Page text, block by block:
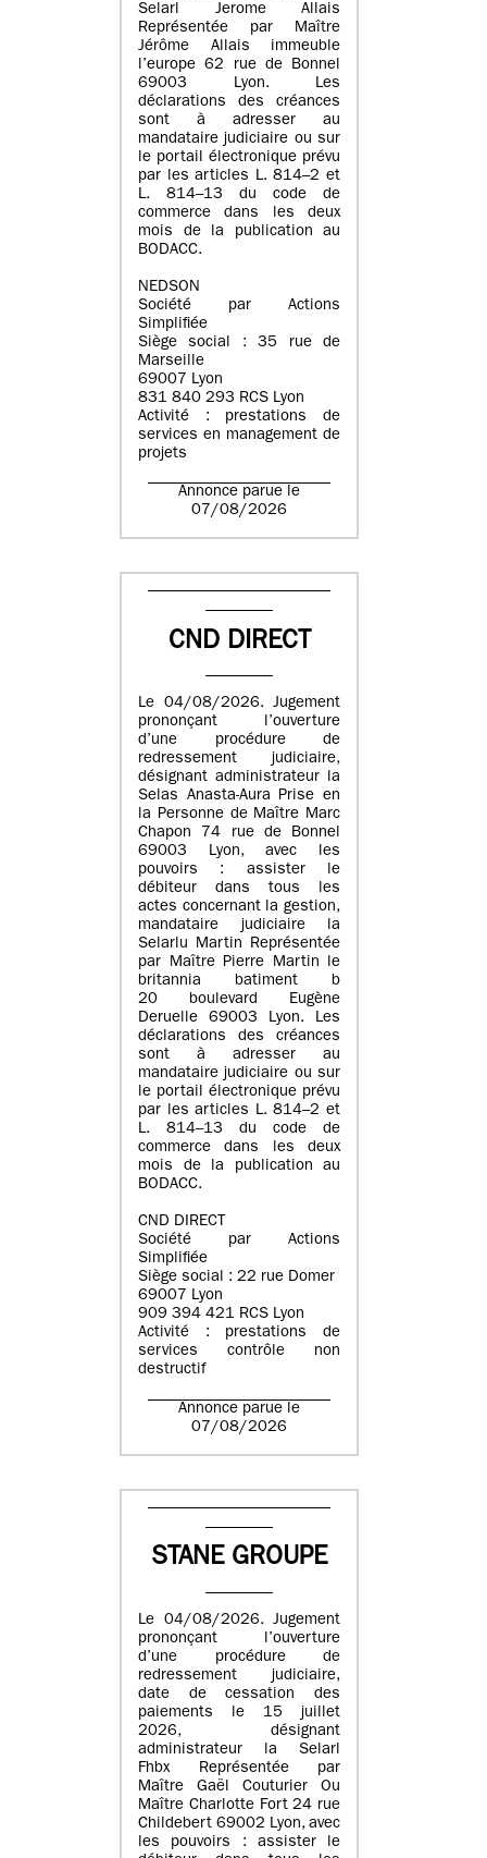
Selarl Jerome Allais
Représentée par Maître
Jérôme Allais immeuble
l’europe 62 rue de Bonnel
69003 Lyon. Les
déclarations des créances
sont à adresser au
mandataire judiciaire ou sur
le portail électronique prévu
par les articles L. 814–2 et
L. 814–13 du code de
commerce dans les deux
mois de la publication au
BODACC.
NEDSON
Société par Actions
Simplifiée
Siège social : 35 rue de
Marseille
69007 Lyon
831 840 293 RCS Lyon
Activité : prestations de
services en management de
projets
Annonce parue le
07/08/2026
CND DIRECT
Le 04/08/2026. Jugement
prononçant l’ouverture
d’une procédure de
redressement judiciaire,
désignant administrateur la
Selas Anasta-Aura Prise en
la Personne de Maître Marc
Chapon 74 rue de Bonnel
69003 Lyon, avec les
pouvoirs : assister le
débiteur dans tous les
actes concernant la gestion,
mandataire judiciaire la
Selarlu Martin Représentée
par Maître Pierre Martin le
britannia batiment b
20 boulevard Eugène
Deruelle 69003 Lyon. Les
déclarations des créances
sont à adresser au
mandataire judiciaire ou sur
le portail électronique prévu
par les articles L. 814–2 et
L. 814–13 du code de
commerce dans les deux
mois de la publication au
BODACC.
CND DIRECT
Société par Actions
Simplifiée
Siège social : 22 rue Domer
69007 Lyon
909 394 421 RCS Lyon
Activité : prestations de
services contrôle non
destructif
Annonce parue le
07/08/2026
STANE GROUPE
Le 04/08/2026. Jugement
prononçant l’ouverture
d’une procédure de
redressement judiciaire,
date de cessation des
paiements le 15 juillet
2026, désignant
administrateur la Selarl
Fhbx Représentée par
Maître Gaël Couturier Ou
Maître Charlotte Fort 24 rue
Childebert 69002 Lyon, avec
les pouvoirs : assister le